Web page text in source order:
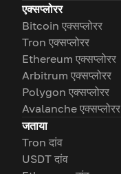
एक्सप्लोरर
Bitcoin एक्सप्लोरर
Tron एक्सप्लोरर
Ethereum एक्सप्लोरर
Arbitrum एक्सप्लोरर
Polygon एक्सप्लोरर
Avalanche एक्सप्लोरर
जताया
Tron दांव
USDT दांव